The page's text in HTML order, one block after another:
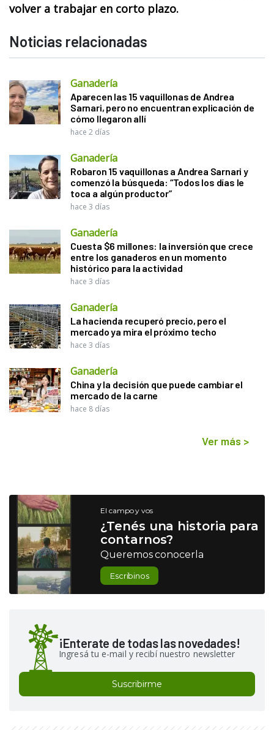
volver a trabajar en corto plazo.
Noticias relacionadas
Ganadería
Aparecen las 15 vaquillonas de Andrea
Sarnari, pero no encuentran explicación de
cómo llegaron allí
hace 2 días
Ganadería
Robaron 15 vaquillonas a Andrea Sarnari y
comenzó la búsqueda: “Todos los días le
toca a algún productor”
hace 3 días
Ganadería
Cuesta $6 millones: la inversión que crece
entre los ganaderos en un momento
histórico para la actividad
hace 3 días
Ganadería
La hacienda recuperó precio, pero el
mercado ya mira el próximo techo
hace 3 días
Ganadería
China y la decisión que puede cambiar el
mercado de la carne
hace 8 días
Ver más >
El campo y vos
¿Tenés una historia para
contarnos?
Queremos conocerla
Escribinos
¡Enterate de todas las novedades!
Ingresá tu e-mail y recibí nuestro newsletter
Suscribirme